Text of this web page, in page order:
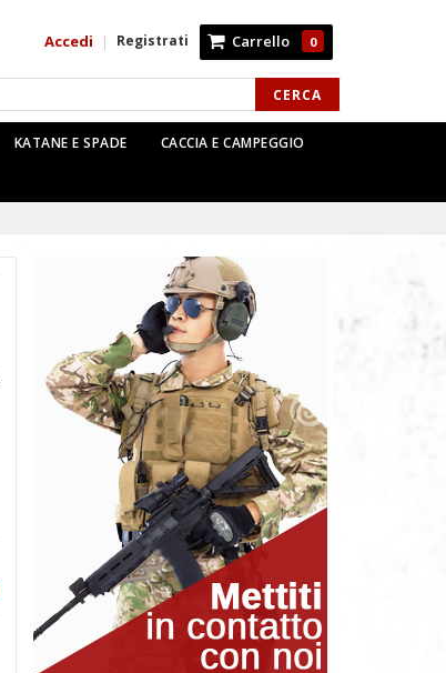
CERCA
Carrello 0
Registrati
|
Accedi
KATANE E SPADE CACCIA E CAMPEGGIO